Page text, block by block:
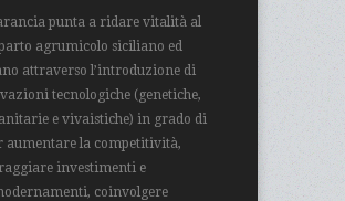
punta a ridare vitalità al
agrumicolo siciliano ed
attraverso l’introduzione di
tecnologiche (genetiche,
e vivaistiche) in grado di
aumentare la competitività,
investimenti e
coinvolgere